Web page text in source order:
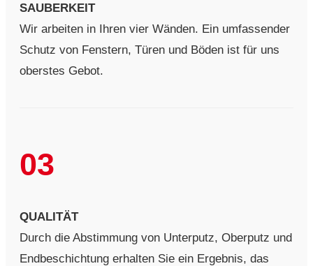
SAUBERKEIT
Wir arbeiten in Ihren vier Wänden. Ein umfassender
Schutz von Fenstern, Türen und Böden ist für uns
oberstes Gebot.
03
QUALITÄT
Durch die Abstimmung von Unterputz, Oberputz und
Endbeschichtung erhalten Sie ein Ergebnis, das